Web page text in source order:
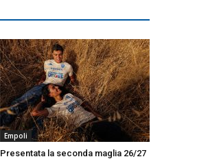
Empoli
Presentata la seconda maglia 26/27